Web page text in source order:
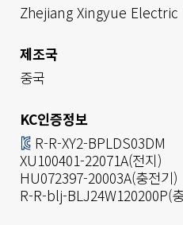
Zhejiang Xingyue
제조국
중국
KC인증정보
R-R-XY2-BPLDS03DM
XU100401-22071A(전지)
HU072397-20003A(충전기)
R-R-blj-BLJ24W120200P(